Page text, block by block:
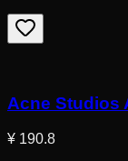
Acne Studios
¥ 190.8